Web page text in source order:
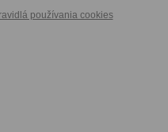
používania cookies